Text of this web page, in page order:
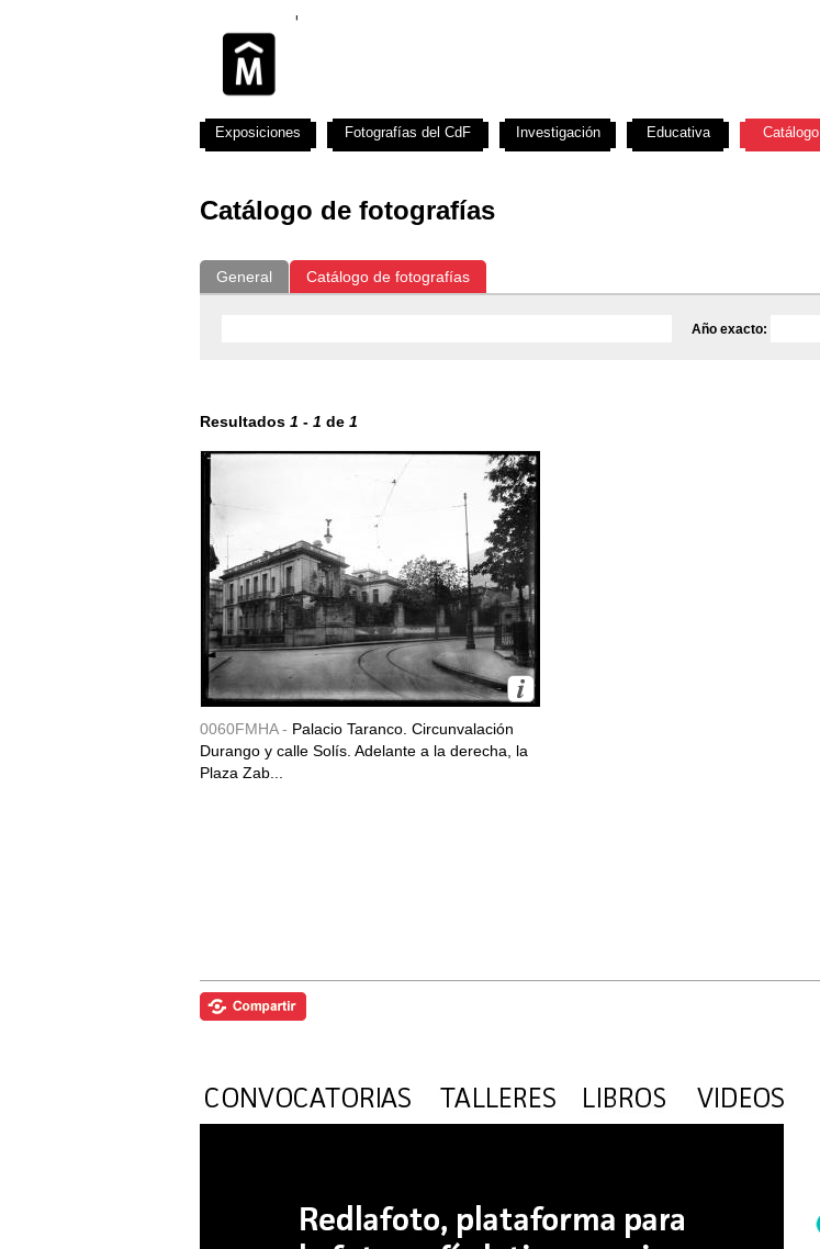
Catálogo de fotografías
General Catálogo de fotografías
Año exacto:
Resultados 1 - 1 de 1
0060FMHA - Palacio Taranco. Circunvalación
Durango y calle Solís. Adelante a la derecha, la
Plaza Zab...
Exposiciones Fotografías del CdF Investigación Educativa Catálogo